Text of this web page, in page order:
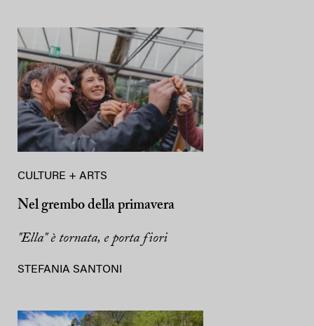
CULTURE + ARTS
Nel grembo della primavera
"Ella" è tornata, e porta fiori
STEFANIA SANTONI